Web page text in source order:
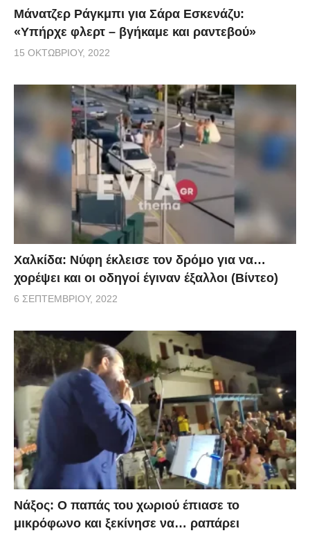
Μάνατζερ Ράγκμπι για Σάρα Εσκενάζυ:
«Υπήρχε φλερτ – βγήκαμε και ραντεβού»
15 ΟΚΤΩΒΡΊΟΥ, 2022
Χαλκίδα: Νύφη έκλεισε τον δρόμο για να…
χορέψει και οι οδηγοί έγιναν έξαλλοι (Βίντεο)
6 ΣΕΠΤΕΜΒΡΊΟΥ, 2022
Νάξος: Ο παπάς του χωριού έπιασε το
μικρόφωνο και ξεκίνησε να… ραπάρει